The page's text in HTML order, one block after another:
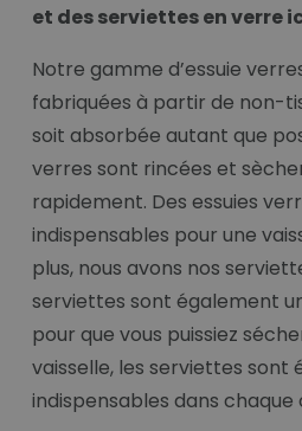
et des serviettes en verre
Notre gamme d’essuie
fabriquées à partir de non-
soit absorbée autant que
verres sont rincées et
rapidement. Des essuies
indispensables pour une
plus, nous avons nos
serviettes sont également
pour que vous puissiez
vaisselle, les serviettes sont
indispensables dans chaque